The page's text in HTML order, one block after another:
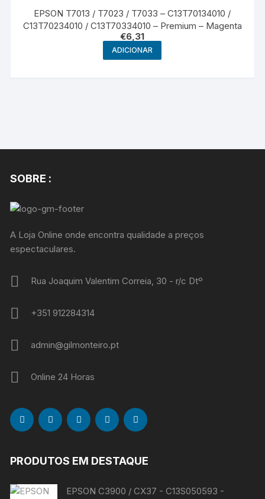
EPSON T7013 / T7023 / T7033 – C13T70134010 /
C13T70234010 / C13T70334010 – Premium – Magenta
€6,31
ADICIONAR
SOBRE :
A Loja Online onde encontra qualidade a preços
espectaculares.
Rua Joaquim Valentim Correia, 30 - r/c Dtº
+351 912284314
admin@gilmonteiro.pt
Online 24 Horas
PRODUTOS EM DESTAQUE
EPSON C3900 / CX37 - C13S050593 -